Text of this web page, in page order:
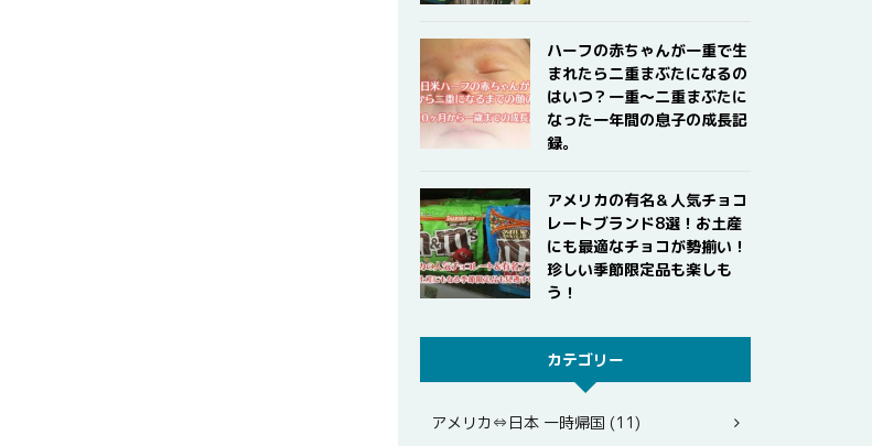
ハーフの赤ちゃんが一重で生
まれたら二重まぶたになるの
はいつ？一重〜二重まぶたに
なった一年間の息子の成長記
録。
アメリカの有名＆人気チョコ
レートブランド8選！お土産
にも最適なチョコが勢揃い！
珍しい季節限定品も楽しも
う！
カテゴリー
アメリカ⇔日本 一時帰国 (11)